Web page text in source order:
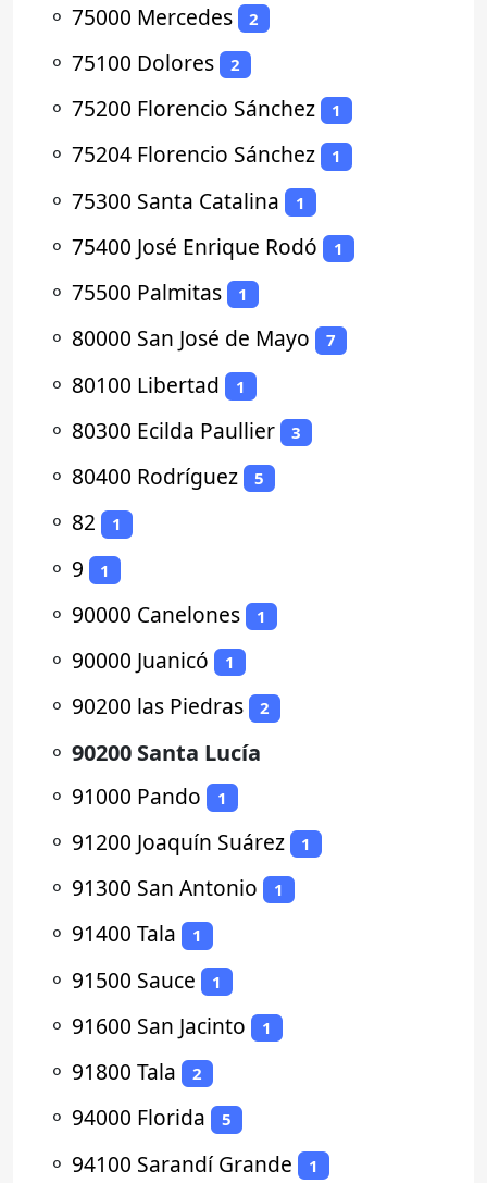
⚬ 75000 Mercedes 2
⚬ 75100 Dolores 2
⚬ 75200 Florencio Sánchez 1
⚬ 75204 Florencio Sánchez 1
⚬ 75300 Santa Catalina 1
⚬ 75400 José Enrique Rodó 1
⚬ 75500 Palmitas 1
⚬ 80000 San José de Mayo 7
⚬ 80100 Libertad 1
⚬ 80300 Ecilda Paullier 3
⚬ 80400 Rodríguez 5
⚬ 82 1
⚬ 9 1
⚬ 90000 Canelones 1
⚬ 90000 Juanicó 1
⚬ 90200 las Piedras 2
⚬ 90200 Santa Lucía
⚬ 91000 Pando 1
⚬ 91200 Joaquín Suárez 1
⚬ 91300 San Antonio 1
⚬ 91400 Tala 1
⚬ 91500 Sauce 1
⚬ 91600 San Jacinto 1
⚬ 91800 Tala 2
⚬ 94000 Florida 5
⚬ 94100 Sarandí Grande 1